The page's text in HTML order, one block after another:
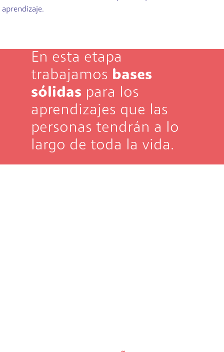
aprendizaje.
En esta etapa
trabajamos bases
sólidaspara los
aprendizajes que las
personas tendrán a lo
largo de toda la vida.